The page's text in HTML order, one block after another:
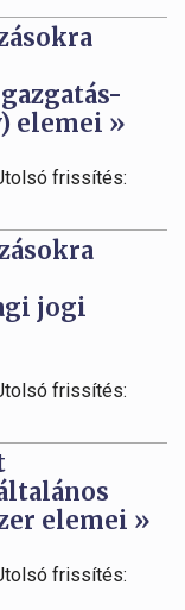
elemei »
frissítés:
jogi
frissítés:
elemei »
frissítés: